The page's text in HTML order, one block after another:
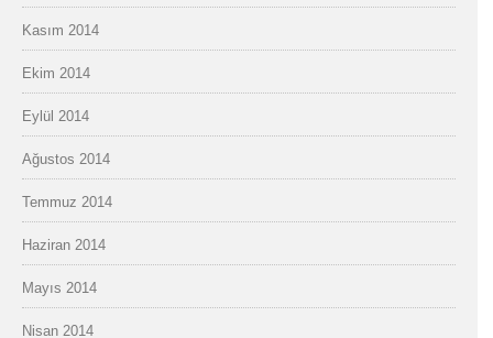
Kasım 2014
Ekim 2014
Eylül 2014
Ağustos 2014
Temmuz 2014
Haziran 2014
Mayıs 2014
Nisan 2014